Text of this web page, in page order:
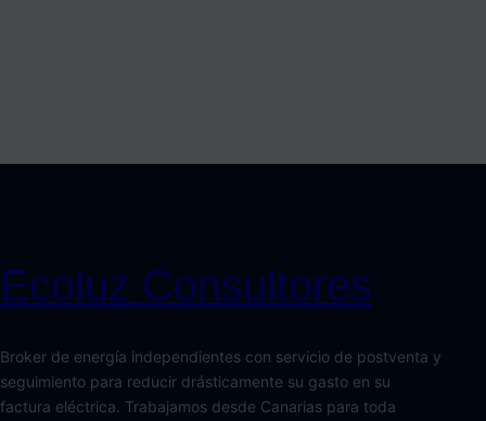
Ecoluz Consultores
Broker de energía independientes con servicio de postventa y
seguimiento para reducir drásticamente su gasto en su
factura eléctrica. Trabajamos desde Canarias para toda